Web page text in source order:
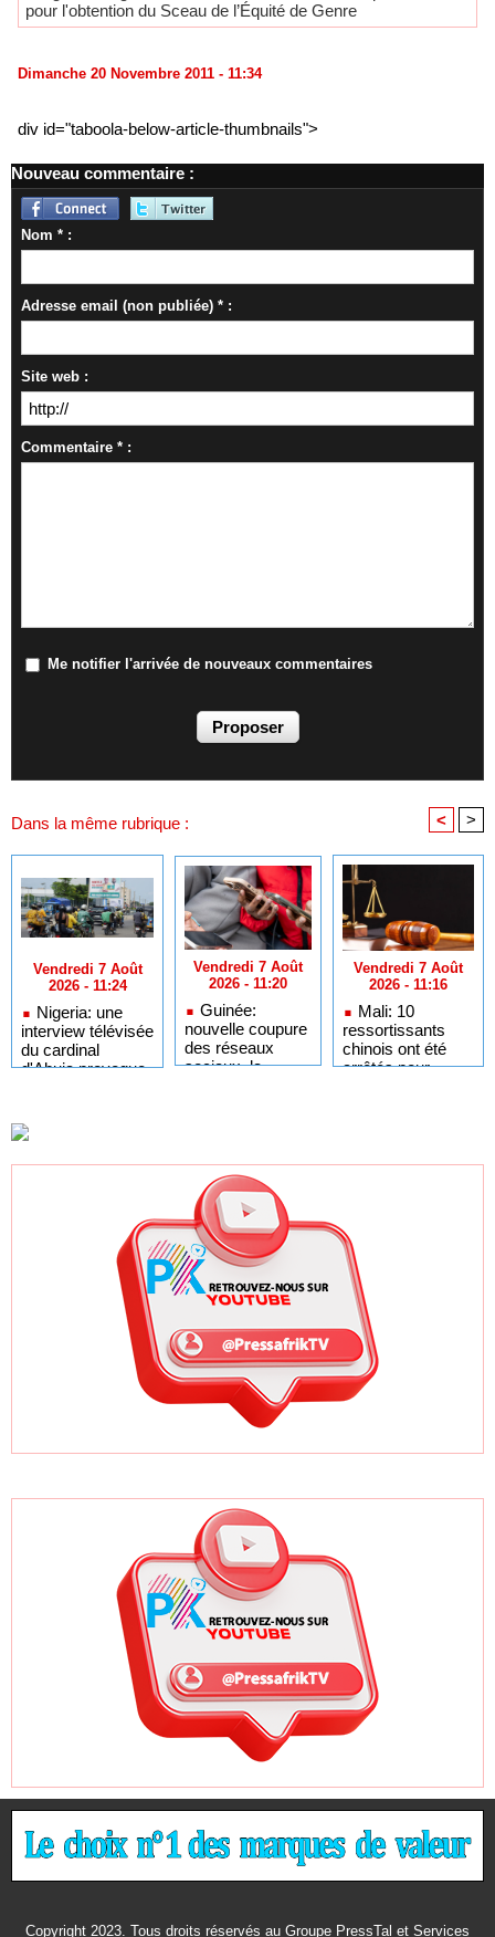
pour l'obtention du Sceau de l’Équité de Genre
Dimanche 20 Novembre 2011 - 11:34
div id="taboola-below-article-thumbnails">
Nouveau commentaire :
Nom * :
Adresse email (non publiée) * :
Site web :
Commentaire * :
Me notifier l'arrivée de nouveaux commentaires
Dans la même rubrique : < >
Vendredi 7 Août
2026 - 11:24
Nigeria: une
interview télévisée
du cardinal
d'Abuja provoque
Vendredi 7 Août
2026 - 11:20
Guinée:
nouvelle coupure
des réseaux
sociaux, la
Vendredi 7 Août
2026 - 11:16
Mali: 10
ressortissants
chinois ont été
arrêtés pour
Copyright 2023. Tous droits réservés au Groupe PressTal et Services